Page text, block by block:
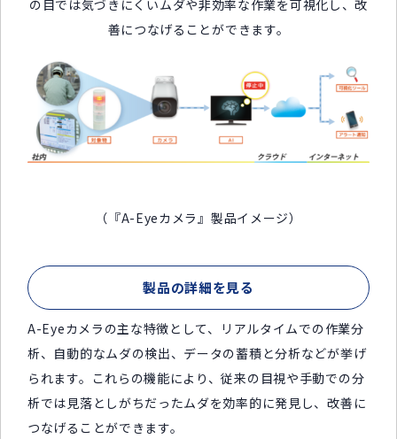
の目では気づきにくいムダや非効率な作業を可視化し、改
善につなげることができます。
（『A-Eyeカメラ』製品イメージ）
製品の詳細を見る
A-Eyeカメラの主な特徴として、リアルタイムでの作業分
析、自動的なムダの検出、データの蓄積と分析などが挙げ
られます。これらの機能により、従来の目視や手動での分
析では見落としがちだったムダを効率的に発見し、改善に
つなげることができます。